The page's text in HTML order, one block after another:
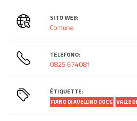
SITO WEB:
Comune
TELEFONO:
0825 674081
ÉTIQUETTE:
FIANO DI AVELLINO DOCG VALLE